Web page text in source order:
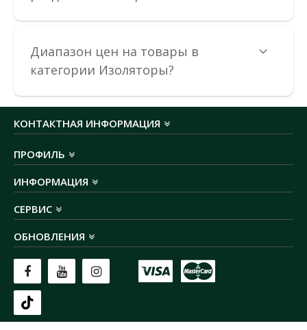
Изолятор-держатель SM 40 АСКО
Доступность: В наличии
силовых шин внутри шкафов и сборок с целью ..
46.15 грн
Диапазон цен на товары в
категории Изоляторы?
КОНТАКТНАЯ ИНФОРМАЦИЯ
ПРОФИЛЬ
ИНФОРМАЦИЯ
СЕРВИС
ОБНОВЛЕНИЯ